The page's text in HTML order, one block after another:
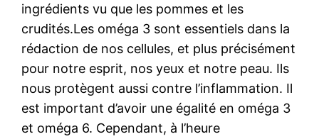
ingrédients vu que les pommes et les
crudités.Les oméga 3 sont essentiels dans la
rédaction de nos cellules, et plus précisément
pour notre esprit, nos yeux et notre peau. Ils
nous protègent aussi contre l’inflammation. Il
est important d’avoir une égalité en oméga 3
et oméga 6. Cependant, à l’heure